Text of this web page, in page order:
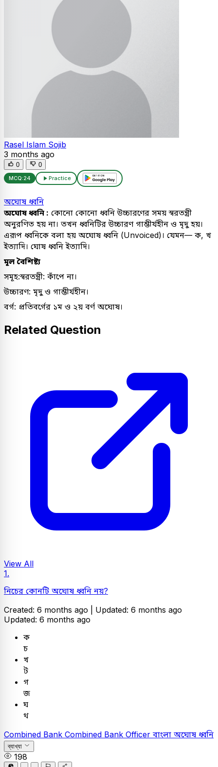
Rasel Islam Sojib
3 months ago
0 0
MCQ:24 Practice
অঘোষ ধ্বনি
অঘোষ ধ্বনি : কোনো কোনো ধ্বনি উচ্চারণের সময় স্বরতন্ত্রী
অনুরণিত হয় না। তখন ধ্বনিটির উচ্চারণ গাম্ভীর্যহীন ও মৃদু হয়।
এরূপ ধ্বনিকে বলা হয় অঘোষ ধ্বনি (Unvoiced)। যেমন— ক, খ
ইত্যাদি। ঘোষ ধ্বনি ইত্যাদি।
মূল বৈশিষ্ট্য
সমূহ:স্বরতন্ত্রী: কাঁপে না।
উচ্চারণ: মৃদু ও গাম্ভীর্যহীন।
বর্গ: প্রতিবর্গের ১ম ও ২য় বর্ণ অঘোষ।
Related Question
View All
1.
নিচের কোনটি অঘোষ ধ্বনি নয়?
Created: 6 months ago | Updated: 6 months ago
Updated: 6 months ago
ক
চ
খ
ট
গ
জ
ঘ
থ
Combined Bank Combined Bank Officer বাংলা অঘোষ ধ্বনি
ব্যাখ্যা
198